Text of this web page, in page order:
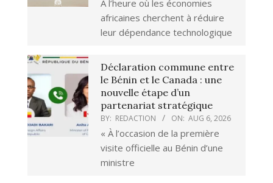
À l’heure où les économies
africaines cherchent à réduire
leur dépendance technologique
Déclaration commune entre
le Bénin et le Canada : une
nouvelle étape d’un
partenariat stratégique
BY: REDACTION ON: AUG 6, 2026
« À l’occasion de la première
visite officielle au Bénin d’une
ministre